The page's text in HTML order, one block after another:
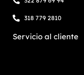
318 779 2810
Servicio al cliente